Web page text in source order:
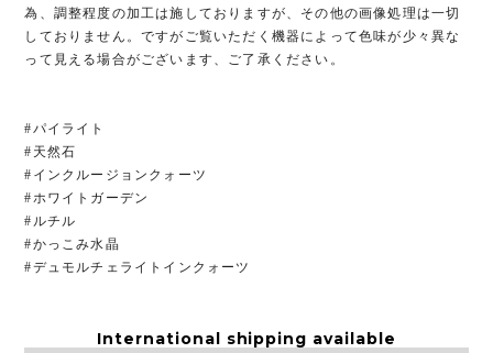
為、調整程度の加工は施しておりますが、その他の画像処理は一切
しておりません。ですがご覧いただく機器によって色味が少々異な
って見える場合がございます、ご了承ください。
#パイライト
#天然石
#インクルージョンクォーツ
#ホワイトガーデン
#ルチル
#かっこみ水晶
#デュモルチェライトインクォーツ
International shipping available